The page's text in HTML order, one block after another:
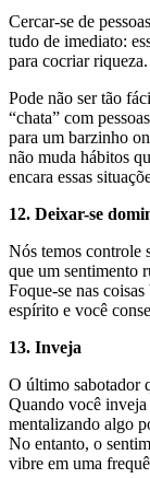
Cercar-se de
tudo de imediato:
para cocriar riqueza.
Pode não ser tão
“chata” com
para um barzinho
não muda hábitos
encara essas
12. Deixar-se
Nós temos controle
que um sentimento
Foque-se nas
espírito e você
13. Inveja
O último sabotador
Quando você inveja
mentalizando algo
No entanto, o
vibre em uma